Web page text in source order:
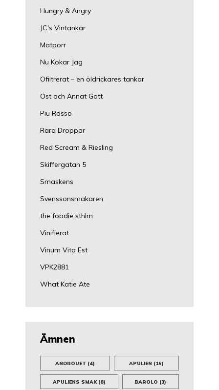
Hungry & Angry
JC's Vintankar
Matporr
Nu Kokar Jag
Ofiltrerat – en öldrickares tankar
Ost och Annat Gott
Piu Rosso
Rara Droppar
Red Scream & Riesling
Skiffergatan 5
Smaskens
Svenssonsmakaren
the foodie sthlm
Vinifierat
Vinum Vita Est
VPK2881
What Katie Ate
Ämnen
ANDROUET (4) APULIEN (15)
APULIENS SMAK(8) BAROLO (3)